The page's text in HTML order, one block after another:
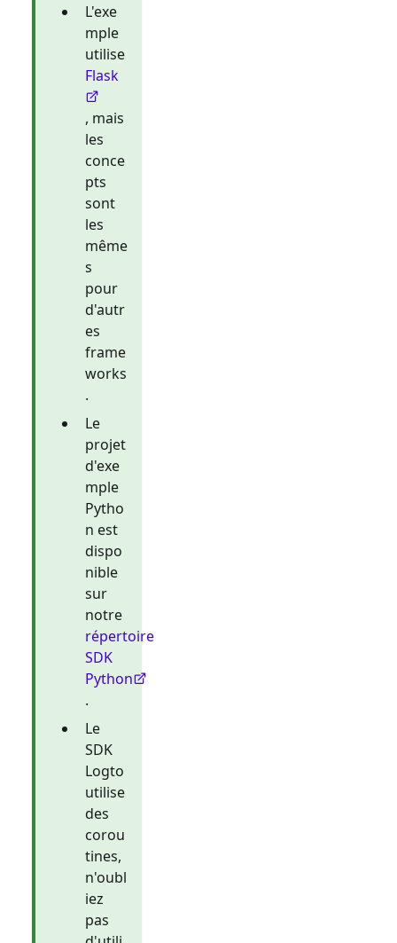
L'exe
mple
utilise
Flask
, mais
les
conce
pts
sont
les
même
s
pour
d'autr
es
frame
works
.
Le
projet
d'exe
mple
Pytho
n est
dispo
nible
sur
notre
répertoire
SDK
Python
.
Le
SDK
Logto
utilise
des
corou
tines,
n'oubl
iez
pas